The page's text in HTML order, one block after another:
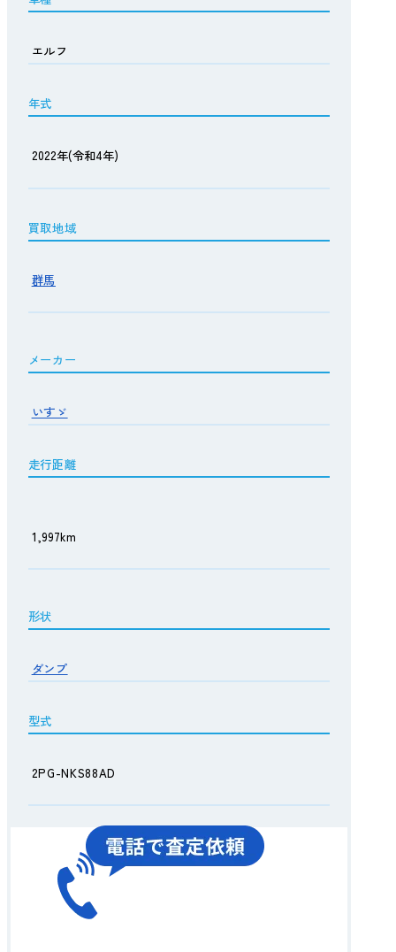
エルフ
年式
2022年(令和4年)
買取地域
群馬
メーカー
いすゞ
走行距離
1,997km
形状
ダンプ
型式
2PG-NKS88AD